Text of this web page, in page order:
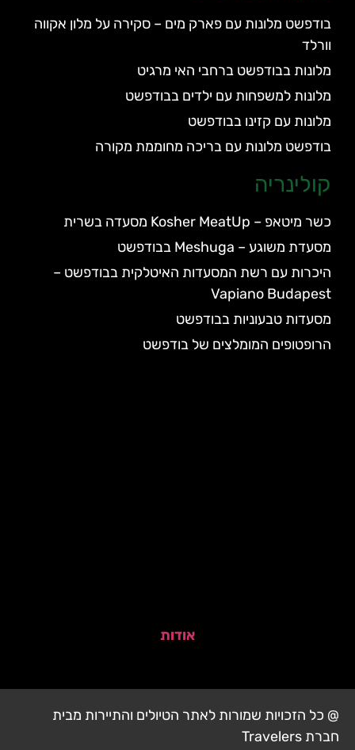
בודפשט מלונות עם פארק מים – סקירה על מלון אקווה
וורלד
מלונות בבודפשט ברחבי האי מרגיט
מלונות למשפחות עם ילדים בבודפשט
מלונות עם קזינו בבודפשט
בודפשט מלונות עם בריכה מחוממת מקורה
קולינריה
כשר מיטאפ – Kosher MeatUp מסעדה בשרית
מסעדת משוגע – Meshuga בבודפשט
היכרות עם רשת המסעדות האיטלקית בבודפשט –
Vapiano Budapest
מסעדות טבעוניות בבודפשט
הרופטופים המומלצים של בודפשט
אודות
@ כל הזכויות שמורות לאתר הטיולים והתיירות מבית
חברת Travelers